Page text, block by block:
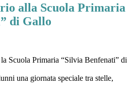
alla Scuola Primaria
di Gallo
Scuola Primaria “Silvia Benfenati” di
una giornata speciale tra stelle,